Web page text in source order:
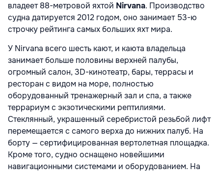
владеет 88-метровой яхтой Nirvana. Производство
судна датируется 2012 годом, оно занимает 53-ю
строчку рейтинга самых больших яхт мира.
У Nirvana всего шесть кают, и каюта владельца
занимает больше половины верхней палубы,
огромный салон, 3D-кинотеатр, бары, террасы и
ресторан с видом на море, полностью
оборудованный тренажерный зал и спа, а также
террариум с экзотическими рептилиями.
Стеклянный, украшенный серебристой резьбой лифт
перемещается с самого верха до нижних палуб. На
борту — сертифицированная вертолетная площадка.
Кроме того, судно оснащено новейшими
навигационными системами и оборудованием. На